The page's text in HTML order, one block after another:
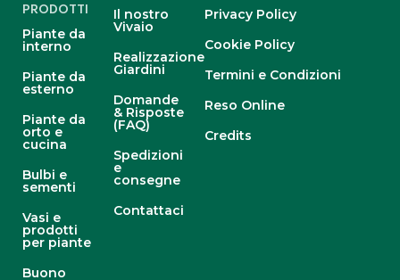
PRODOTTI
Piante da
interno
Piante da
esterno
Piante da
orto e
cucina
Bulbi e
sementi
Vasi e
prodotti
per piante
Buono
Il nostro
Vivaio
Realizzazione
Giardini
Domande
& Risposte
(FAQ)
Spedizioni
e
consegne
Contattaci
Privacy Policy
Cookie Policy
Termini e Condizioni
Reso Online
Credits